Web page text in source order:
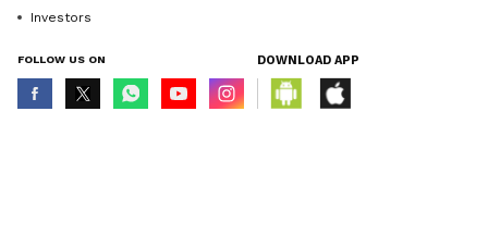
Investors
FOLLOW US ON DOWNLOAD APP